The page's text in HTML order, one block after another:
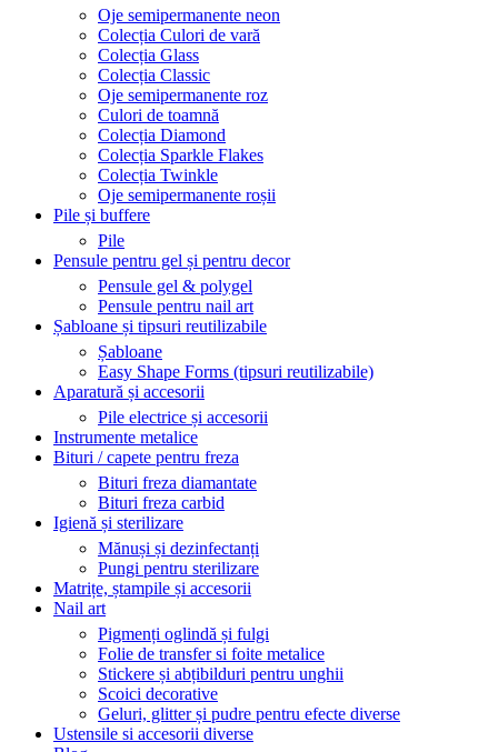
Oje semipermanente neon
Colecția Culori de vară
Colecția Glass
Colecția Classic
Oje semipermanente roz
Culori de toamnă
Colecția Diamond
Colecția Sparkle Flakes
Colecția Twinkle
Oje semipermanente roșii
Pile și buffere
Pile
Pensule pentru gel și pentru decor
Pensule gel & polygel
Pensule pentru nail art
Șabloane și tipsuri reutilizabile
Șabloane
Easy Shape Forms (tipsuri reutilizabile)
Aparatură și accesorii
Pile electrice și accesorii
Instrumente metalice
Bituri / capete pentru freza
Bituri freza diamantate
Bituri freza carbid
Igienă și sterilizare
Mănuși și dezinfectanți
Pungi pentru sterilizare
Matrițe, ștampile și accesorii
Nail art
Pigmenți oglindă și fulgi
Folie de transfer si foite metalice
Stickere și abțibilduri pentru unghii
Scoici decorative
Geluri, glitter și pudre pentru efecte diverse
Ustensile si accesorii diverse